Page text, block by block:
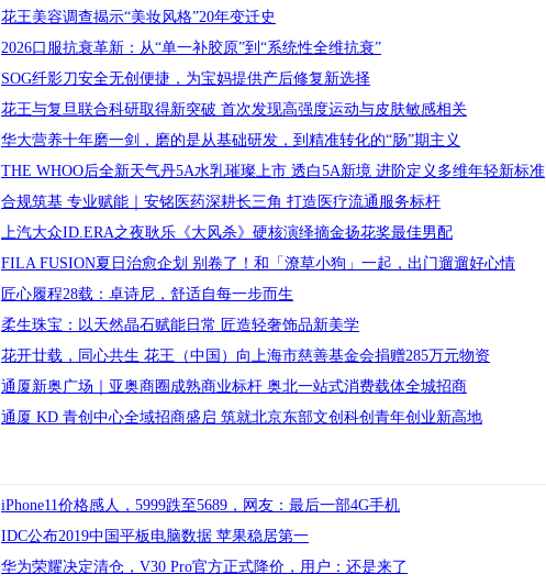
花王美容调查揭示“美妆风格”20年变迁史
2026口服抗衰革新：从“单一补胶原”到“系统性全维抗衰”
SOG纤影刀安全无创便捷，为宝妈提供产后修复新选择
花王与复旦联合科研取得新突破 首次发现高强度运动与皮肤敏感相关
华大营养十年磨一剑，磨的是从基础研发，到精准转化的“肠”期主义
THE WHOO后全新天气丹5A水乳璀璨上市 透白5A新境 进阶定义多维年轻新标准
合规筑基 专业赋能｜安铭医药深耕长三角 打造医疗流通服务标杆
上汽大众ID.ERA之夜耿乐《大风杀》硬核演绎摘金扬花奖最佳男配
FILA FUSION夏日治愈企划 别卷了！和「潦草小狗」一起，出门遛遛好心情
匠心履程28载：卓诗尼，舒适自每一步而生
柔生珠宝：以天然晶石赋能日常 匠造轻奢饰品新美学
花开廿载，同心共生 花王（中国）向上海市慈善基金会捐赠285万元物资
通厦新奥广场｜亚奥商圈成熟商业标杆 奥北一站式消费载体全城招商
通厦 KD 青创中心全域招商盛启 筑就北京东部文创科创青年创业新高地
iPhone11价格感人，5999跌至5689，网友：最后一部4G手机
IDC公布2019中国平板电脑数据 苹果稳居第一
华为荣耀决定清仓，V30 Pro官方正式降价，用户：还是来了